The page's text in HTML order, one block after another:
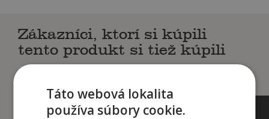
Zákazníci, ktorí si kúpili
tento produkt si tiež kúpili
12 ,90€
Táto webová lokalita
používa súbory cookie.